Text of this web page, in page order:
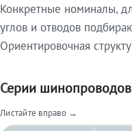
Конкретные номиналы,
углов и отводов
Ориентировочная
Серии
Листайте вправо →